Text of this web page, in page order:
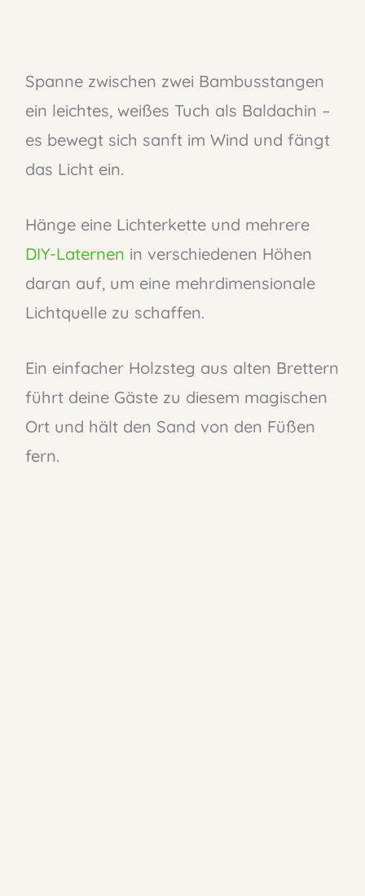
Spanne zwischen zwei Bambusstangen
ein leichtes, weißes Tuch als Baldachin –
es bewegt sich sanft im Wind und fängt
das Licht ein.
Hänge eine Lichterkette und mehrere
DIY-Laternen in verschiedenen Höhen
daran auf, um eine mehrdimensionale
Lichtquelle zu schaffen.
Ein einfacher Holzsteg aus alten Brettern
führt deine Gäste zu diesem magischen
Ort und hält den Sand von den Füßen
fern.